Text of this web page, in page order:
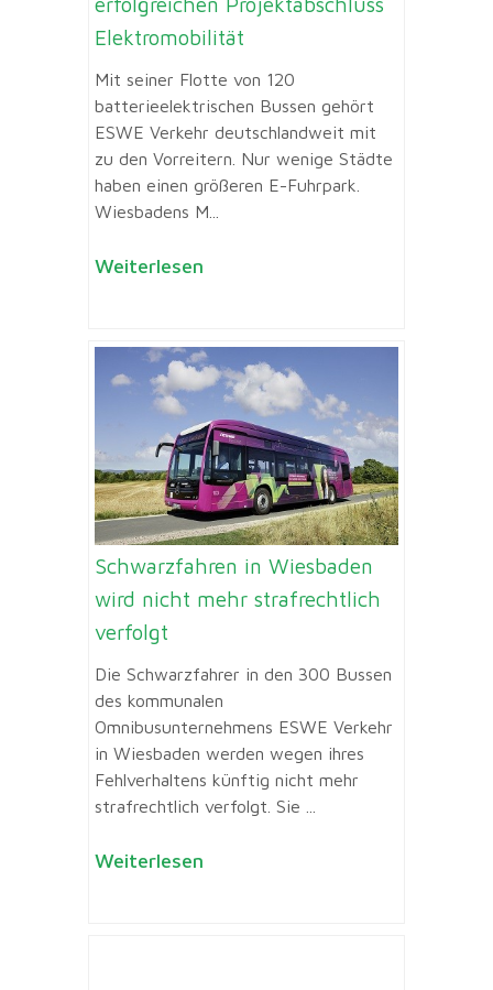
Elektromobilität
Mit seiner Flotte von 120
batterieelektrischen Bussen gehört
ESWE Verkehr deutschlandweit mit
zu den Vorreitern. Nur wenige Städte
haben einen größeren E-Fuhrpark.
Wiesbadens M...
Weiterlesen
Schwarzfahren in Wiesbaden
wird nicht mehr strafrechtlich
verfolgt
Die Schwarzfahrer in den 300 Bussen
des kommunalen
Omnibusunternehmens ESWE Verkehr
in Wiesbaden werden wegen ihres
Fehlverhaltens künftig nicht mehr
strafrechtlich verfolgt. Sie ...
Weiterlesen